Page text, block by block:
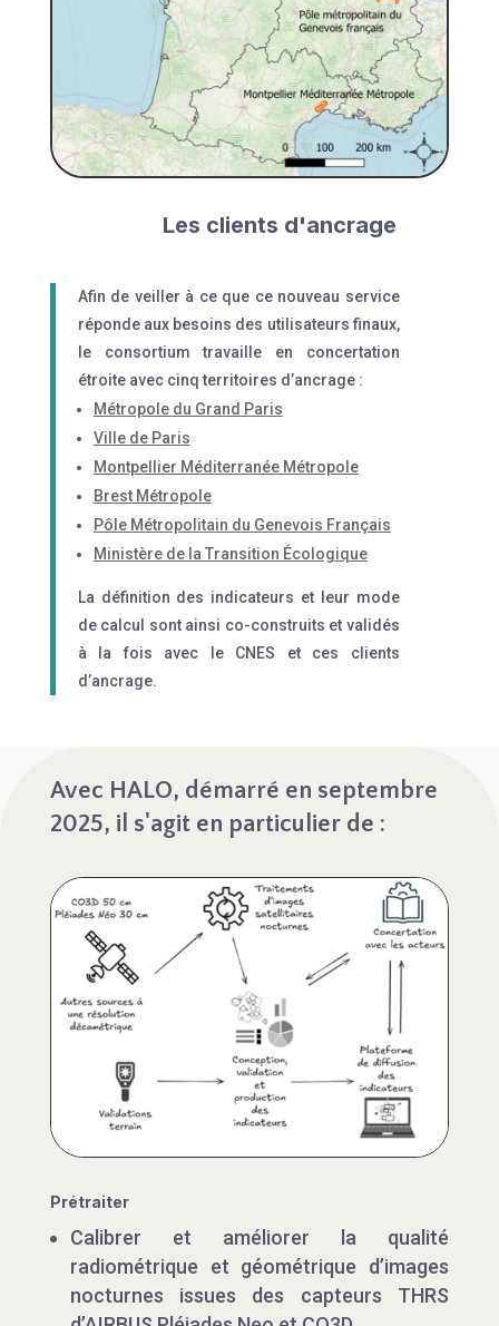
Les clients d'ancrage
Afin de veiller à ce que ce nouveau service
réponde aux besoins des utilisateurs finaux,
le consortium travaille en concertation
étroite avec cinq territoires d’ancrage :
Métropole du Grand Paris
Ville de Paris
Montpellier Méditerranée Métropole
Brest Métropole
Pôle Métropolitain du Genevois Français
Ministère de la Transition Écologique
La définition des indicateurs et leur mode
de calcul sont ainsi co-construits et validés
à la fois avec le CNES et ces clients
d’ancrage.
Avec HALO, démarré en septembre
2025, il s'agit en particulier de :
Prétraiter
Calibrer et améliorer la qualité
radiométrique et géométrique d’images
nocturnes issues des capteurs THRS